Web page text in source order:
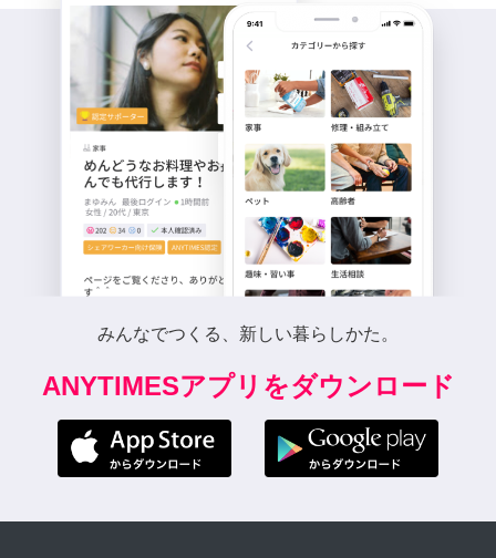
みんなでつくる、新しい暮らしかた。
ANYTIMESアプリをダウンロード